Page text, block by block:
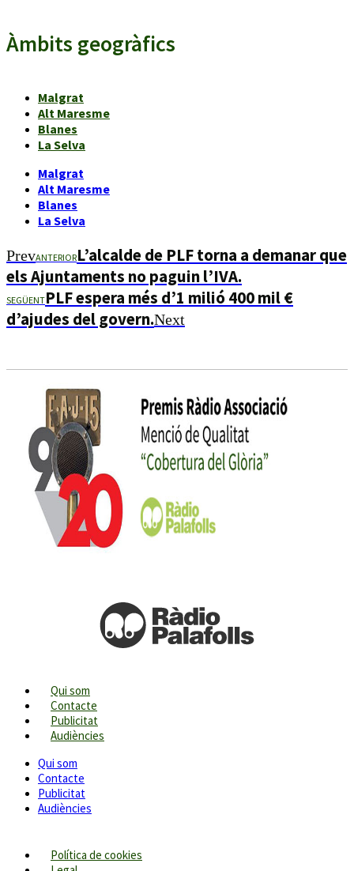
Àmbits geogràfics
Malgrat
Alt Maresme
Blanes
La Selva
Malgrat
Alt Maresme
Blanes
La Selva
PrevANTERIORL’alcalde de PLF torna a demanar que
els Ajuntaments no paguin l’IVA.
SEGÜENTPLF espera més d’1 milió 400 mil €
d’ajudes del govern.Next
Qui som
Contacte
Publicitat
Audiències
Qui som
Contacte
Publicitat
Audiències
Política de cookies